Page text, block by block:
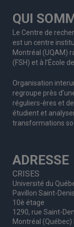
QUI
Le Centre de
est un centre
Montréal (UQAM)
(FSH) et à l’École
Organisation
regroupe près d’
réguliers-ères et
étudient et
transformations
ADRESSE
CRISES
Université du
Pavillon Saint-
10è étage
1290, rue Saint-
Montréal (Québec)